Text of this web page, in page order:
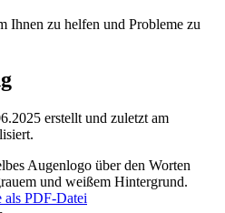
Ihnen zu helfen und Probleme zu
erstellt und zuletzt am